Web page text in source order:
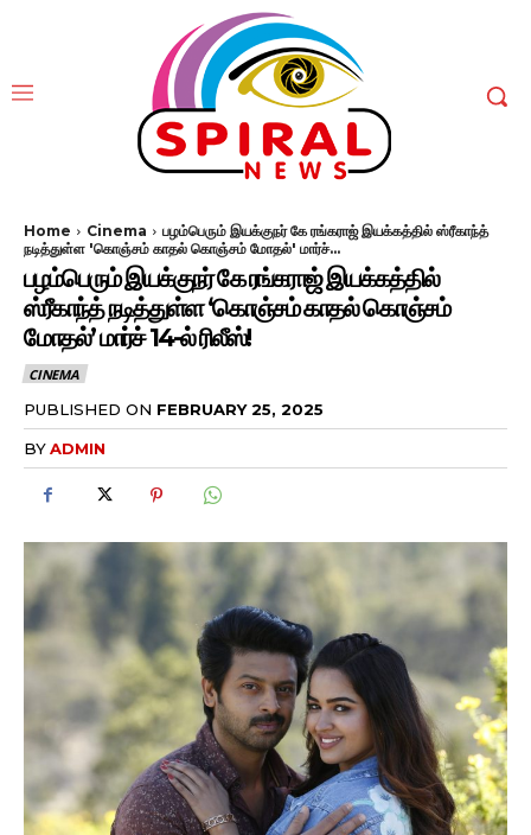
Home Cinema
பழம்பெரும் இயக்குநர் கே ரங்கராஜ் இயக்கத்தில் ஸ்ரீகாந்த்
நடித்துள்ள 'கொஞ்சம் காதல் கொஞ்சம் மோதல்' மார்ச்...
பழம்பெரும் இயக்குநர் கே ரங்கராஜ் இயக்கத்தில்
ஸ்ரீகாந்த் நடித்துள்ள ‘கொஞ்சம் காதல் கொஞ்சம்
மோதல்’ மார்ச் 14-ல் ரிலீஸ்!
CINEMA
PUBLISHED ON FEBRUARY 25, 2025
BYADMIN